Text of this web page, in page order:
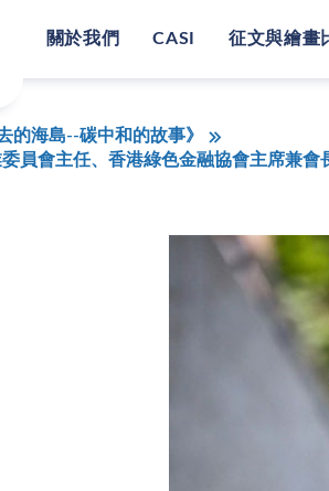
關於我們 CASI 征文與繪畫
的海島--碳中和的故事》
員會主任、香港綠色金融協會主席兼